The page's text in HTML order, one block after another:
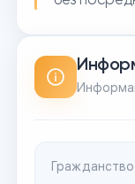
Гражданство